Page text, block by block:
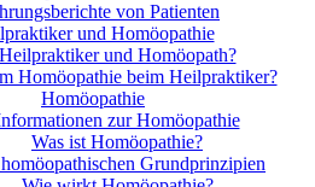
von Patienten
und Homöopathie
Heilpraktiker und Homöopath?
Homöopathie beim Heilpraktiker?
Homöopathie
zur Homöopathie
Was ist Homöopathie?
Grundprinzipien